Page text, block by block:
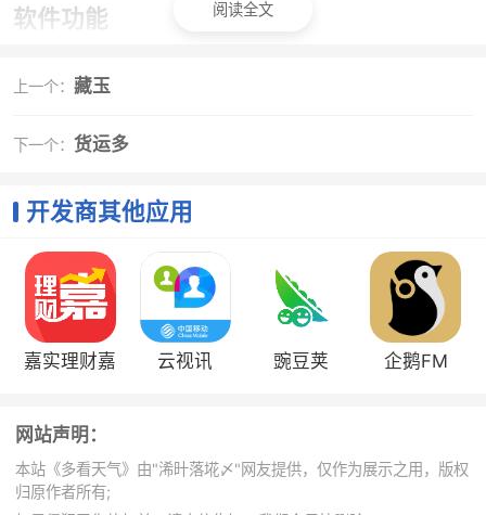
软件功能
2、桌面小插件:随时随地更新桌面信息,天气查看不麻烦.
时听.
象灾害,提早防范.
5、天气数据覆盖全面:采用中国气象网的权威数据信息
源,覆盖国内外共计400000城市和地区.
6、全面的天气指数:温度、天气状况、风向、湿度、空气
质量、穿衣指数、15日预报……
7、天气雷达:分钟级降水量预报,准确预测未来2小时是否
8、空气污染指数:小时级PM2.5监测和全国空气质量排行
榜,关注空气质量,关爱你的健康.
9、界面精美、操作便捷:根据天气情况更换动态背景,舒
阅读全文
上一个： 藏玉
下一个： 货运多
开发商其他应用
嘉实理财嘉 云视讯 豌豆荚 企鹅FM
网站声明：
本站《多看天气》由"浠旪落埖〆"网友提供，仅作为展示之用，版权
归原作者所有;